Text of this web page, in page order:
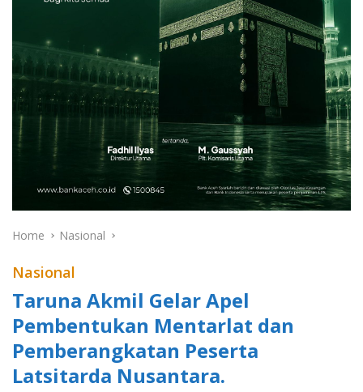
Home Nasional
Nasional
Taruna Akmil Gelar Apel
Pembentukan Mentarlat dan
Pemberangkatan Peserta
Latsitarda Nusantara.